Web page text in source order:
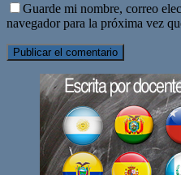
Guarde mi nombre, correo
navegador para la próxima vez